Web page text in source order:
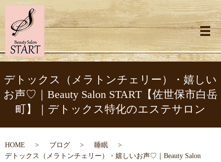
メ
デトックス（メラトンチェリー）・嬉しい
お声♡｜Beauty Salon START【佐世保市白岳
町】｜デトックス特化のエステサロン
HOME ブログ
睡眠
デトックス（メラトンチェリー）・嬉しいお声♡｜Beauty Salon